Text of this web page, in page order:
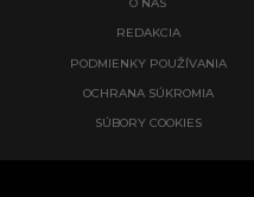
O NÁS
REDAKCIA
PODMIENKY POUŽÍVANIA
OCHRANA SÚKROMIA
SÚBORY COOKIES